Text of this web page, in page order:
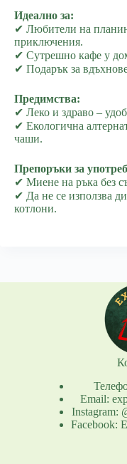
Идеално за:
✔ Любители на
приключения.
✔ Сутрешно кафе у
✔ Подарък за
Предимства:
✔ Леко и здраво –
✔ Екологична
чаши.
Препоръки за
✔ Миене на ръка без
✔ Да не се използва
котлони.
Email:
Instagram:
Facebook: